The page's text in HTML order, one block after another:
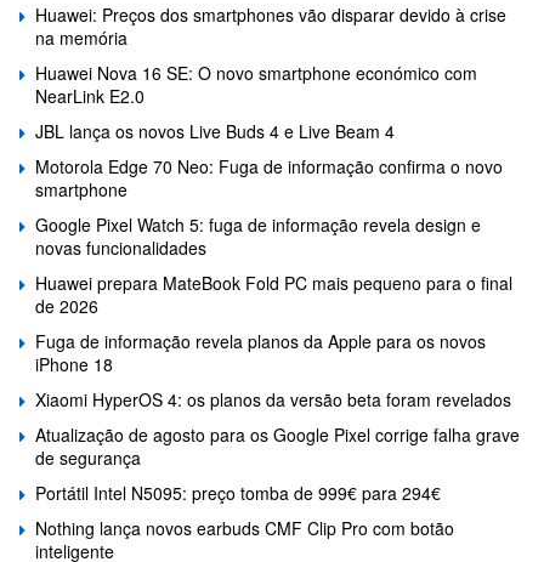
Huawei: Preços dos smartphones vão disparar devido à crise
na memória
Huawei Nova 16 SE: O novo smartphone económico com
NearLink E2.0
JBL lança os novos Live Buds 4 e Live Beam 4
Motorola Edge 70 Neo: Fuga de informação confirma o novo
smartphone
Google Pixel Watch 5: fuga de informação revela design e
novas funcionalidades
Huawei prepara MateBook Fold PC mais pequeno para o final
de 2026
Fuga de informação revela planos da Apple para os novos
iPhone 18
Xiaomi HyperOS 4: os planos da versão beta foram revelados
Atualização de agosto para os Google Pixel corrige falha grave
de segurança
Portátil Intel N5095: preço tomba de 999€ para 294€
Nothing lança novos earbuds CMF Clip Pro com botão
inteligente